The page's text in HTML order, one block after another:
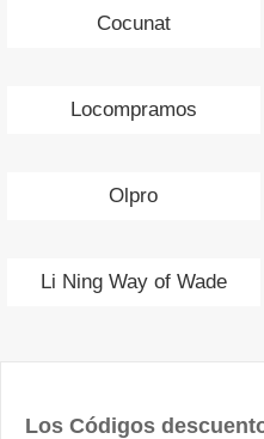
Cocunat
Locompramos
Olpro
Li Ning Way of Wade
Los Códigos